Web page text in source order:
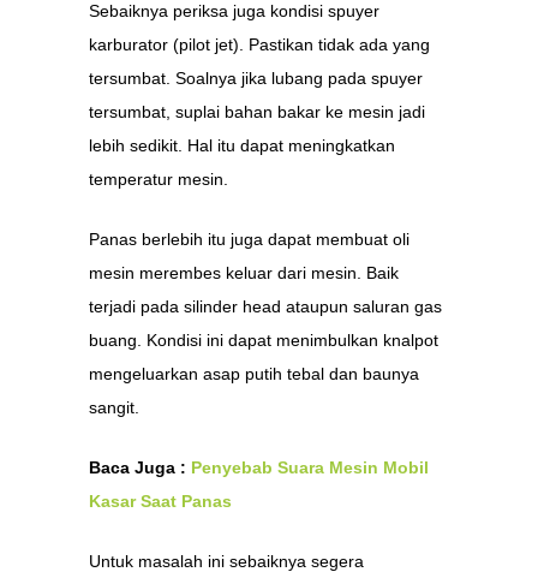
Sebaiknya periksa juga kondisi spuyer
karburator (pilot jet). Pastikan tidak ada yang
tersumbat. Soalnya jika lubang pada spuyer
tersumbat, suplai bahan bakar ke mesin jadi
lebih sedikit. Hal itu dapat meningkatkan
temperatur mesin.
Panas berlebih itu juga dapat membuat oli
mesin merembes keluar dari mesin. Baik
terjadi pada silinder head ataupun saluran gas
buang. Kondisi ini dapat menimbulkan knalpot
mengeluarkan asap putih tebal dan baunya
sangit.
Baca Juga : Penyebab Suara Mesin Mobil
Kasar Saat Panas
Untuk masalah ini sebaiknya segera